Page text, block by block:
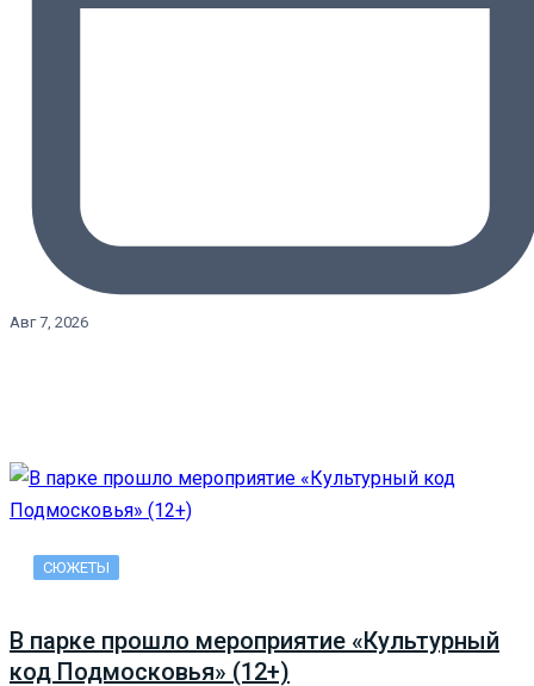
Авг 7, 2026
СЮЖЕТЫ
В парке прошло мероприятие «Культурный
код Подмосковья» (12+)